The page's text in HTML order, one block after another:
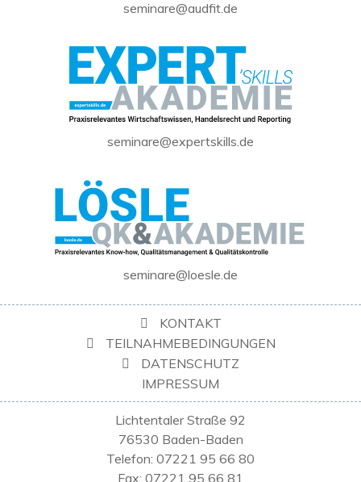
seminare@audfit.de
seminare@expertskills.de
seminare@loesle.de
KONTAKT
TEILNAHMEBEDINGUNGEN
DATENSCHUTZ
IMPRESSUM
Lichtentaler Straße 92
76530 Baden-Baden
Telefon: 07221 95 66 80
Fax: 07221 95 66 81